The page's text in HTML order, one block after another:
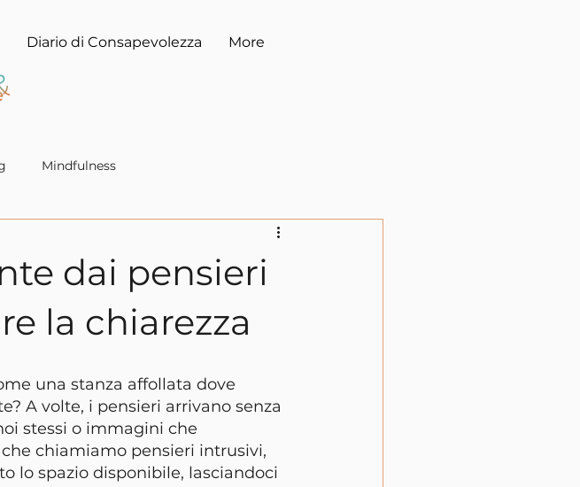
Diario di Consapevolezza More
Mindfulness
dai pensieri
la chiarezza
una stanza affollata dove
A volte, i pensieri arrivano senza
stessi o immagini che
chiamiamo pensieri intrusivi,
lo spazio disponibile, lasciandoci